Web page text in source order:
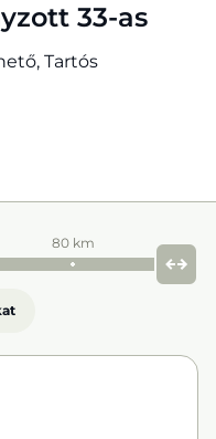
33-as
Tartós
80 km